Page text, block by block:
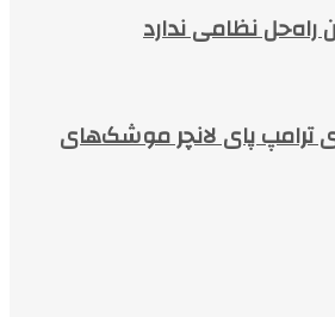
راه‌حل نظامی ندارد
ترامپ پای لانچر موشک‌های